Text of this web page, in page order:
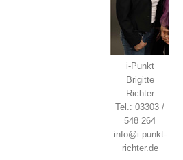
i-Punkt
Brigitte
Richter
Tel.: 03303 /
548 264
info@i-punkt-
richter.de